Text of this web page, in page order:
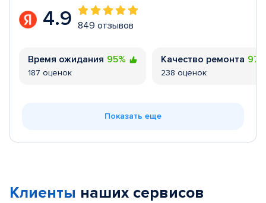
4.9 849 отзывов
Время ожидания 95%
187 оценок
Качество ремонта
238 оценок
Показать еще
Клиенты наших сервисов